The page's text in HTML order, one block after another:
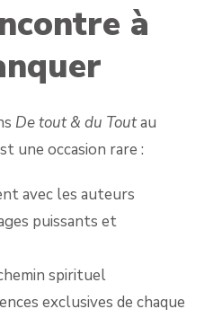
à
De tout & du Toutau
une occasion rare :
avec les auteurs
puissants et
spirituel
exclusives de chaque